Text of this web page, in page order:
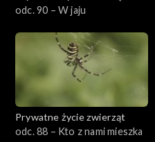
odc. 90 – W jaju
Prywatne życie zwierząt
odc. 88 – Kto z nami mieszka